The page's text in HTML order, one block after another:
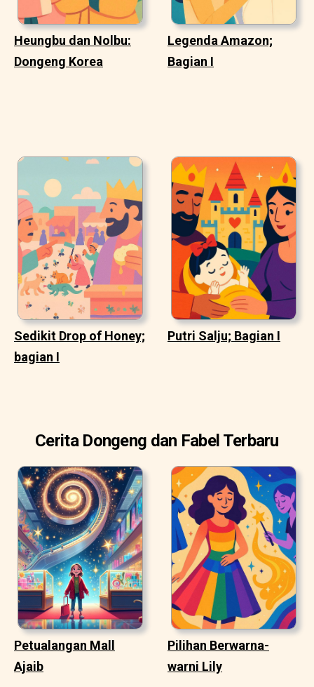
Heungbu dan Nolbu:
Dongeng Korea
Legenda Amazon;
Bagian I
Sedikit Drop of Honey;
bagian I
Putri Salju; Bagian I
Cerita Dongeng dan Fabel Terbaru
Petualangan Mall
Ajaib
Pilihan Berwarna-
warni Lily